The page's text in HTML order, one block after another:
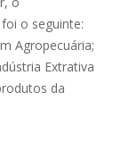
o seguinte:
Agropecuária;
Extrativa
da